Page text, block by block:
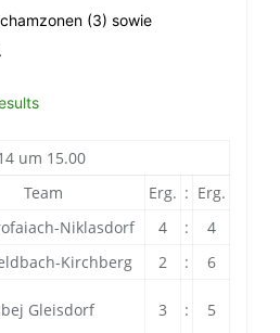
(3) sowie
um 15.00
Team Erg. : Erg.
Niklasdorf 4 :
4
Kirchberg 2 :
6
Gleisdorf 3 : 5